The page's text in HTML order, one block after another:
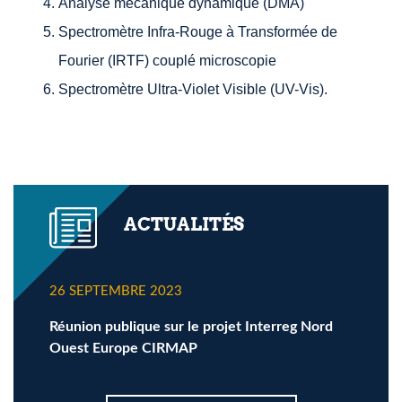
Analyse mécanique dynamique (DMA)
Spectromètre Infra-Rouge à Transformée de
Fourier (IRTF) couplé microscopie
Spectromètre Ultra-Violet Visible (UV-Vis).
ACTUALITÉS
26 SEPTEMBRE 2023
Réunion publique sur le projet Interreg Nord
Ouest Europe CIRMAP